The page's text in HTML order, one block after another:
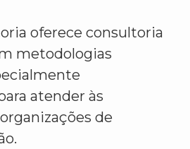
oferece consultoria
metodologias
atender às
de